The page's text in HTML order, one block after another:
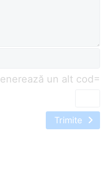
=
Trimite